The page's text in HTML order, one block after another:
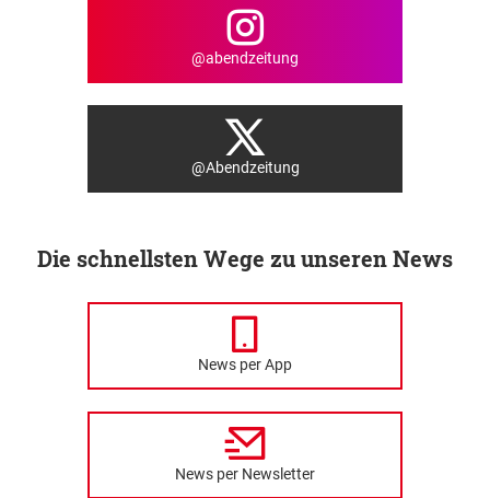
@abendzeitung
@Abendzeitung
Die schnellsten Wege zu unseren News
News per App
News per Newsletter